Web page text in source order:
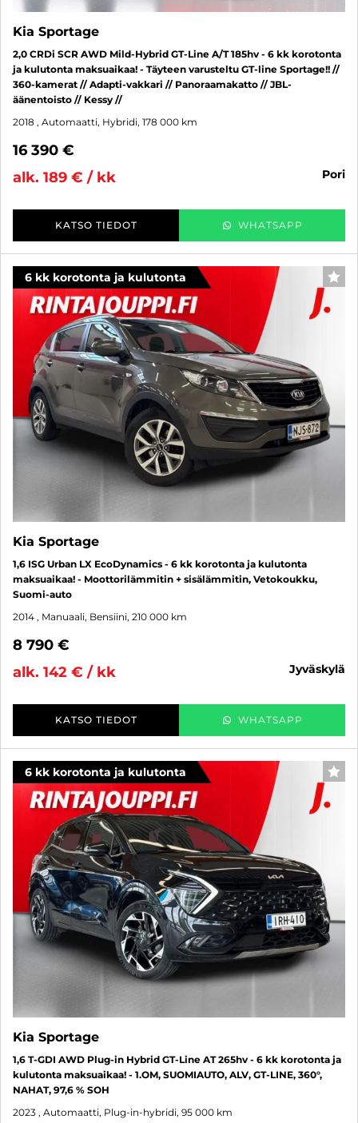
Kia Sportage
2,0 CRDi SCR AWD Mild-Hybrid GT-Line A/T 185hv - 6 kk korotonta
ja kulutonta maksuaikaa! - Täyteen varusteltu GT-line Sportage!! //
360-kamerat // Adapti-vakkari // Panoraamakatto // JBL-
äänentoisto // Kessy //
2018 , Automaatti, Hybridi, 178 000 km
16 390 €
alk. 189 € / kk
pori
KATSO TIEDOT WHATSAPP
6 kk korotonta ja kulutonta
Kia Sportage
1,6 ISG Urban LX EcoDynamics - 6 kk korotonta ja kulutonta
maksuaikaa! - Moottorilämmitin + sisälämmitin, Vetokoukku,
Suomi-auto
2014 , Manuaali, Bensiini, 210 000 km
8 790 €
alk. 142 € / kk
jyväskylä
KATSO TIEDOT WHATSAPP
6 kk korotonta ja kulutonta
Kia Sportage
1,6 T-GDI AWD Plug-in Hybrid GT-Line AT 265hv - 6 kk korotonta ja
kulutonta maksuaikaa! - 1.OM, SUOMIAUTO, ALV, GT-LINE, 360°,
NAHAT, 97,6 % SOH
2023 , Automaatti, Plug-in-hybridi, 95 000 km